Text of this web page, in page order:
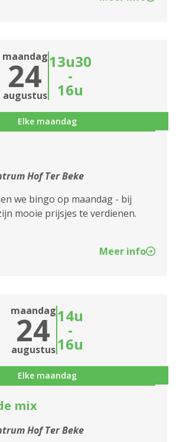
maandag
24
augustus
13u30
-
16u
Elke maandag
Hof Ter Beke
we bingo op maandag - bij
mooie prijsjes te verdienen.
Meer info
maandag
24
augustus
14u
-
16u
Elke maandag
mix
Hof Ter Beke